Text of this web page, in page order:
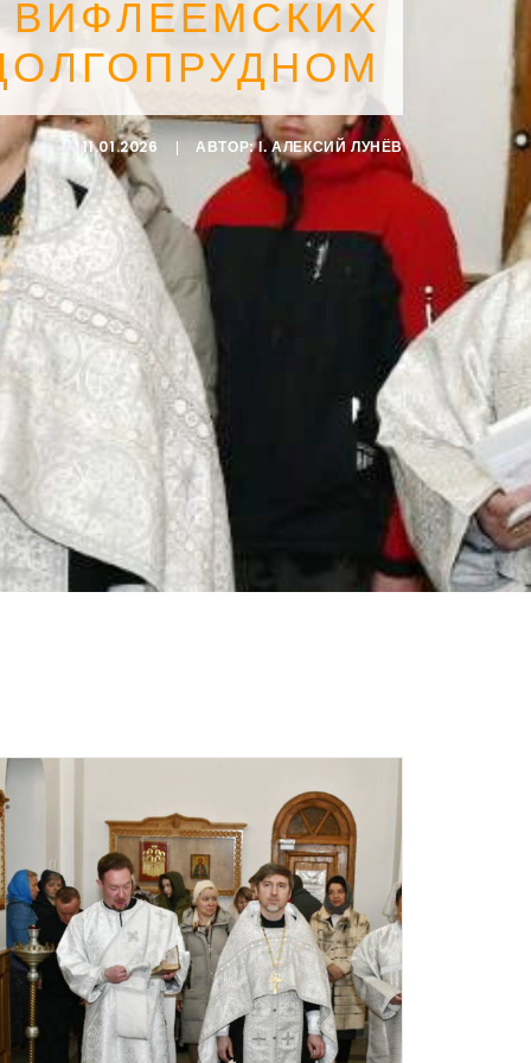
ВИФЛЕЕМСКИХ
11.01.2026 АВТОР:I. АЛЕКСИЙ ЛУНЁВ